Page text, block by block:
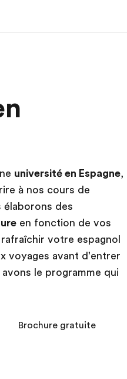
université en Espagne,
à nos cours de
élaborons des
en fonction de vos
votre espagnol
voyages avant d'entrer
le programme qui
Brochure gratuite